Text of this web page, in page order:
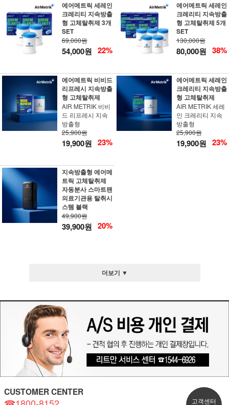
에어메트릭 세레인
크레리티 지속방출
형 고체탈취제 3개
SET
69,000원
54,000원 22%
에어메트릭 세레인
크레리티 지속방출
형 고체탈취제 5개
SET
130,000원
80,000원 38%
에어메트릭 비비드
리프레시 지속방출
형 고체탈취제
AIR METRIK 비비
드 리프레시 지속
방출형
25,900원
19,900원 23%
에어메트릭 세레인
크레리티 지속방출
형 고체탈취제
AIR METRIK 세레
인 크레리티 지속
방출형
25,900원
19,900원 23%
지속방출형 에어메
트릭 고체탈취제
자동분사 스마트팬
의료기관용 탈취시
스템 블랙
49,900원
39,900원 20%
더보기 ▼
CUSTOMER CENTER
고객센터